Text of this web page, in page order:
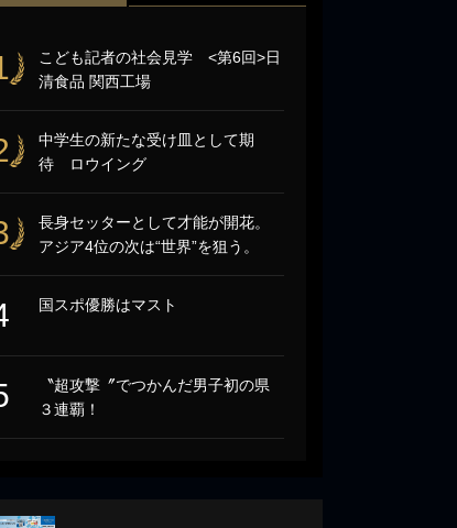
こども記者の社会見学 <第6回>日
清食品 関西工場
中学生の新たな受け皿として期
待 ロウイング
長身セッターとして才能が開花。
アジア4位の次は“世界”を狙う。
国スポ優勝はマスト
〝超攻撃〞でつかんだ男子初の県
３連覇！